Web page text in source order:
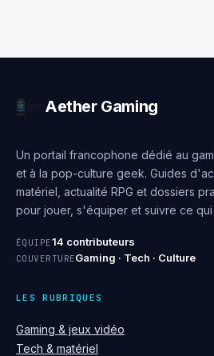
éviter
Aether Gaming
Un portail francophone dédié au
et à la pop-culture geek. Guides
matériel, actualité RPG et dossiers
pour jouer, s'équiper et suivre ce
ÉQUIPE14 contributeurs
COUVERTUREGaming · Tech · Culture
LES RUBRIQUES
Gaming & jeux vidéo
Tech & matériel